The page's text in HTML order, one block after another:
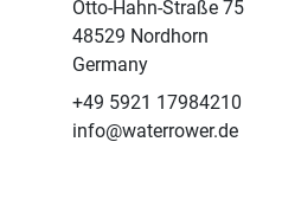
Otto-Hahn-Straße 75
48529 Nordhorn
Germany
+49 5921 17984210
info@waterrower.de